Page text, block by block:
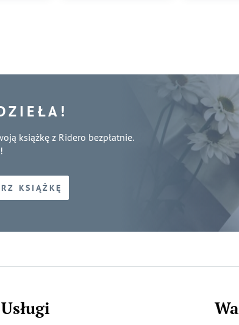
książkę z Ridero bezpłatnie.
KSIĄŻKĘ
Usługi